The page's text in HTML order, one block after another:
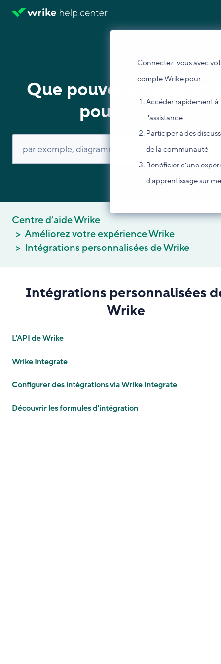
Connectez-vous avec
compte Wrike pour :
Accéder rapidement à
l'assistance
Participer à des
de la communauté
Bénéficier d'une
d'apprentissage sur
Que pouvons-nous
pour vous ?
Centre d’aide Wrike
Améliorez votre expérience Wrike
Intégrations personnalisées de Wrike
Intégrations personnalisées
Wrike
L'API de Wrike
Wrike Integrate
Configurer des intégrations via Wrike Integrate
Découvrir les formules d'intégration